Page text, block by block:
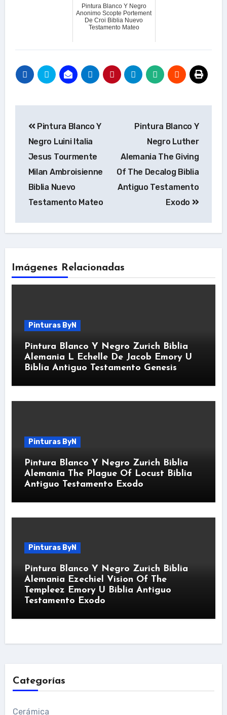
Pintura Blanco Y Negro
Anonimo Scopte Portement
De Croi Biblia Nuevo
Testamento Mateo
de
entradas
Pintura Blanco Y
Negro Luini Italia
Jesus Tourmente
Milan Ambroisienne
Biblia Nuevo
Testamento Mateo
Pintura Blanco Y
Negro Luther
Alemania The Giving
Of The Decalog Biblia
Antiguo Testamento
Exodo
Imágenes Relacionadas
Pinturas ByN
Pintura Blanco Y Negro Zurich Biblia
Alemania L Echelle De Jacob Emory U
Biblia Antiguo Testamento Genesis
Pinturas ByN
Pintura Blanco Y Negro Zurich Biblia
Alemania The Plague Of Locust Biblia
Antiguo Testamento Exodo
Pinturas ByN
Pintura Blanco Y Negro Zurich Biblia
Alemania Ezechiel Vision Of The
Templeez Emory U Biblia Antiguo
Testamento Exodo
Categorías
Cerámica